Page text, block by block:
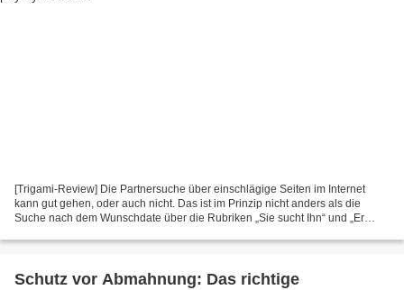
[Trigami-Review] Die Partnersuche über einschlägige Seiten im Internet
kann gut gehen, oder auch nicht. Das ist im Prinzip nicht anders als die
Suche nach dem Wunschdate über die Rubriken „Sie sucht Ihn“ und „Er
Schutz vor Abmahnung: Das richtige